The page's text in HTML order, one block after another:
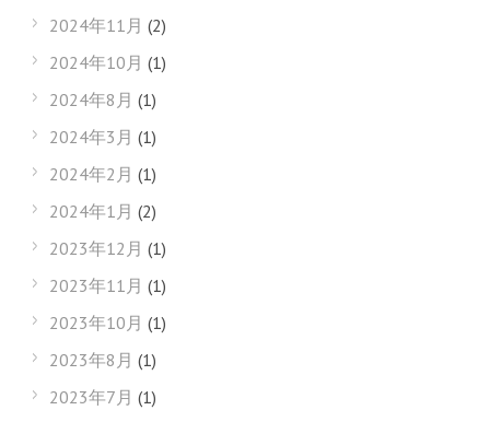
2024年11月 (2)
2024年10月 (1)
2024年8月 (1)
2024年3月 (1)
2024年2月 (1)
2024年1月 (2)
2023年12月 (1)
2023年11月 (1)
2023年10月 (1)
2023年8月 (1)
2023年7月 (1)